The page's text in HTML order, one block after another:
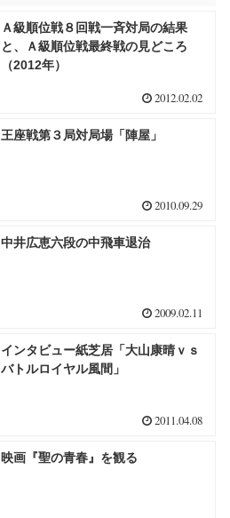
Ａ級順位戦８回戦一斉対局の結果
と、Ａ級順位戦最終戦の見どころ
（2012年）
2012.02.02
王座戦第３局対局場「陣屋」
2010.09.29
中井広恵六段の中飛車退治
2009.02.11
インタビュー紙芝居「大山康晴ｖｓ
バトルロイヤル風間」
2011.04.08
映画『聖の青春』を観る